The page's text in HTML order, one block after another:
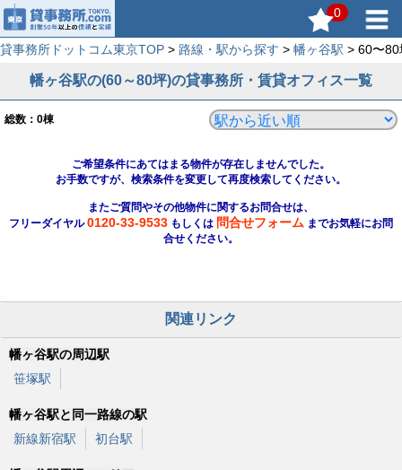
0
貸事務所ドットコム東京TOP > 路線・駅から探す > 幡ヶ谷駅 > 60〜
幡ヶ谷駅の(60～80坪)の貸事務所・賃貸オフィス一覧
総数： 0棟
ご希望条件にあてはまる物件が存在しませんでした。
お手数ですが、検索条件を変更して再度検索してください。
またご質問やその他物件に関するお問合せは、
フリーダイヤル0120-33-9533 もしくは 問合せフォーム までお気軽にお問
合せください。
関連リンク
幡ヶ谷駅の周辺駅
笹塚駅
幡ヶ谷駅と同一路線の駅
新線新宿駅
初台駅